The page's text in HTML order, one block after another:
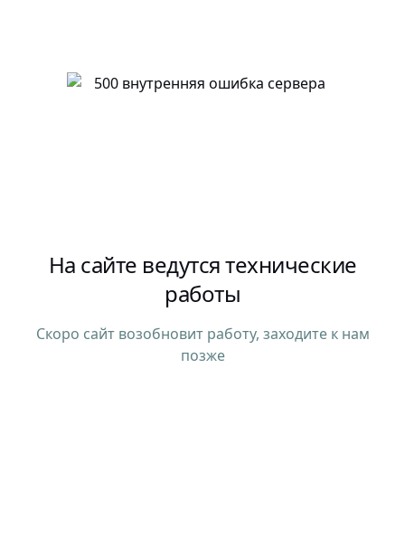
На сайте ведутся технические
работы
Скоро сайт возобновит работу, заходите к нам
позже